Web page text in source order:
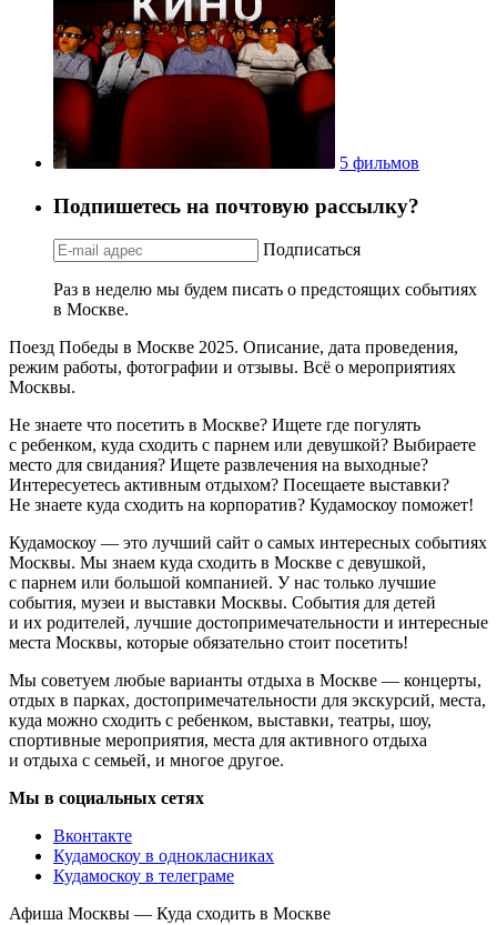
5 фильмов
Подпишетесь на почтовую рассылку?
Подписаться
Раз в неделю мы будем писать о предстоящих событиях
в Москве.
Поезд Победы в Москве 2025. Описание, дата проведения,
режим работы, фотографии и отзывы. Всё о мероприятиях
Москвы.
Не знаете что посетить в Москве? Ищете где погулять
с ребенком, куда сходить с парнем или девушкой? Выбираете
место для свидания? Ищете развлечения на выходные?
Интересуетесь активным отдыхом? Посещаете выставки?
Не знаете куда сходить на корпоратив? Кудамоскоу поможет!
Кудамоскоу — это лучший сайт о самых интересных событиях
Москвы. Мы знаем куда сходить в Москве с девушкой,
с парнем или большой компанией. У нас только лучшие
события, музеи и выставки Москвы. События для детей
и их родителей, лучшие достопримечательности и интересные
места Москвы, которые обязательно стоит посетить!
Мы советуем любые варианты отдыха в Москве — концерты,
отдых в парках, достопримечательности для экскурсий, места,
куда можно сходить с ребенком, выставки, театры, шоу,
спортивные мероприятия, места для активного отдыха
и отдыха с семьей, и многое другое.
Мы в социальных сетях
Вконтакте
Кудамоскоу в однокласниках
Кудамоскоу в телеграме
Афиша Москвы — Куда сходить в Москве